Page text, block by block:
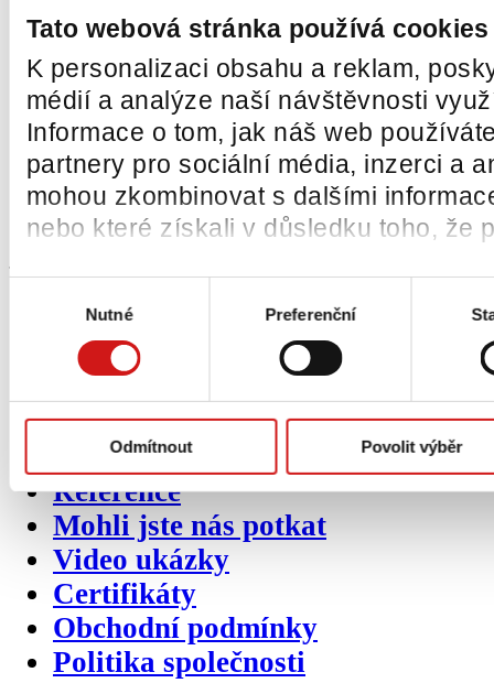
Tato webová stránka používá cookies
K personalizaci obsahu a reklam,
médií a analýze naší návštěvnosti
Informace o tom, jak náš web
partnery pro sociální média, inzerci a
mohou zkombinovat s dalšími
nebo které získali v důsledku toho, že
Nutné Preferenční
Odmítnout Povolit výběr
Sekundárnínavigace
Úvod
Produkty
O nás
Akce a novinky
Kontakty
O společnosti
ČEMAT
Vize a poslání společnosti
Produktové katalogy
Napsali o nás
Reference
Mohli jste nás potkat
Video ukázky
Certifikáty
Obchodní podmínky
Politika společnosti